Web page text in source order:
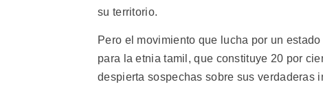
su territorio.
Pero el movimiento que lucha por un
para la etnia tamil, que constituye 20 por
despierta sospechas sobre sus verdaderas